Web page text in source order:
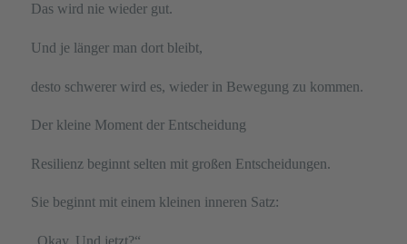
Das wird nie wieder gut.
Und je länger man dort bleibt,
desto schwerer wird es, wieder in Bewegung zu kommen.
Der kleine Moment der Entscheidung
Resilienz beginnt selten mit großen Entscheidungen.
Sie beginnt mit einem kleinen inneren Satz:
„Okay. Und jetzt?“